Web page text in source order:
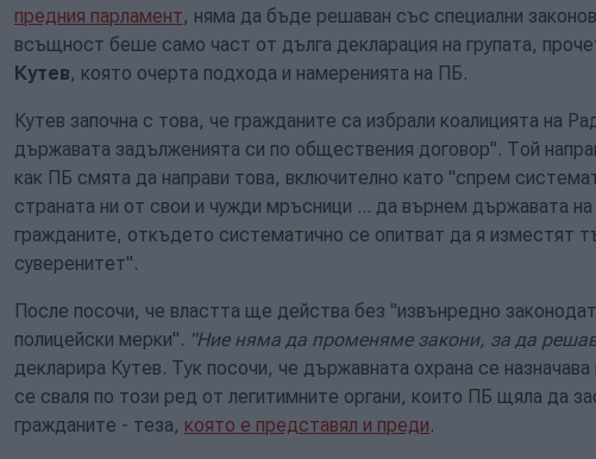
предния парламент, няма да бъде решаван със специални
всъщност беше само част от дълга декларация на групата,
Кутев, която очерта подхода и намеренията на ПБ.
Кутев започна с това, че гражданите са избрали коалицията на
държавата задълженията си по обществения договор". Той
как ПБ смята да направи това, включително като "спрем
страната ни от свои и чужди мръсници ... да върнем държавата на
гражданите, откъдето систематично се опитват да я изместят
суверенитет".
После посочи, че властта ще действа без "извънредно
полицейски мерки". "Ние няма да променяме закони, за да
декларира Кутев. Тук посочи, че държавната охрана се
се сваля по този ред от легитимните органи, които ПБ щяла да
гражданите - теза, която е представял и преди.